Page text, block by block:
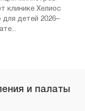
клинике Хелиос
для детей 2026–
и палаты